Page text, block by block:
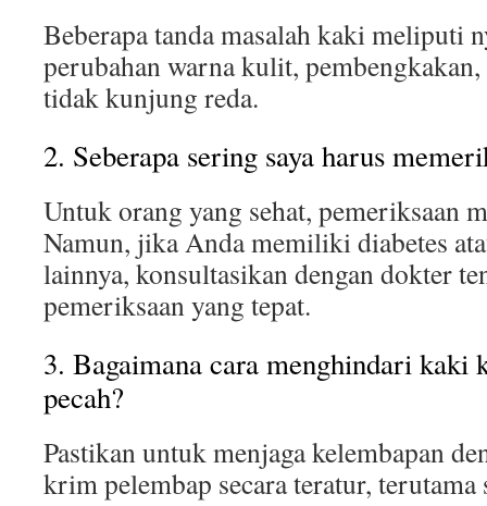
Beberapa tanda masalah kaki meliputi
perubahan warna kulit,
tidak kunjung reda.
2. Seberapa sering saya harus
Untuk orang yang sehat, pemeriksaan
Namun, jika Anda memiliki diabetes
lainnya, konsultasikan dengan dokter
pemeriksaan yang tepat.
3. Bagaimana cara menghindari kaki
pecah?
Pastikan untuk menjaga kelembapan
krim pelembap secara teratur, terutama